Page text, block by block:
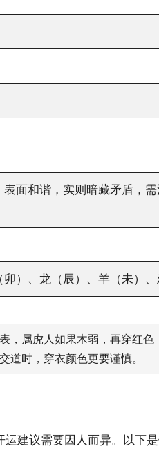
面和谐，实则暗藏矛盾，需
）、龙（辰）、羊（未）、
表，属虎人如果木弱，再穿红
道时，穿衣颜色更要谨慎。
建议需要因人而异。以下